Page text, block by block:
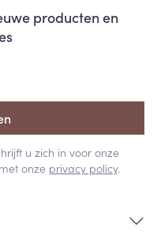
producten en
u zich in voor onze
onze privacy policy.